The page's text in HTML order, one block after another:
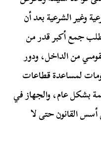
وغير الشرعية بعد أن
جمع أكبر قدر من
من الداخل، ودور
لمساعدة قطاعات
بشكل عام، والجهاز في
أسس القانون حتى لا